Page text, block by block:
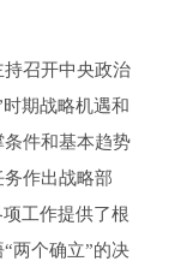
召开中央政治
期战略机遇和
件和基本趋势
作出战略部
工作提供了根
两个确立”的决